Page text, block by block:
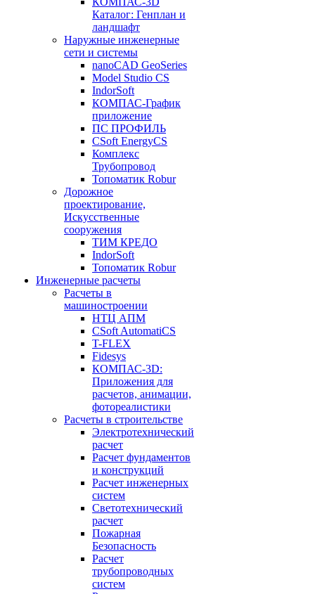
Каталог: Генплан и
ландшафт
Наружные инженерные
сети и системы
nanoCAD GeoSeries
Model Studio CS
IndorSoft
КОМПАС-График
приложение
ПС ПРОФИЛЬ
CSoft EnergyCS
Комплекс
Трубопровод
Топоматик Robur
Дорожное
проектирование,
Искусственные
сооружения
ТИМ КРЕДО
IndorSoft
Топоматик Robur
Инженерные расчеты
Расчеты в
машиностроении
НТЦ АПМ
CSoft AutomatiCS
T-FLEX
Fidesys
КОМПАС-3D:
Приложения для
расчетов, анимации,
фотореалистики
Расчеты в строительстве
Электротехнический
расчет
Расчет фундаментов
и конструкций
Расчет инженерных
систем
Светотехнический
расчет
Пожарная
Безопасность
Расчет
трубопроводных
систем